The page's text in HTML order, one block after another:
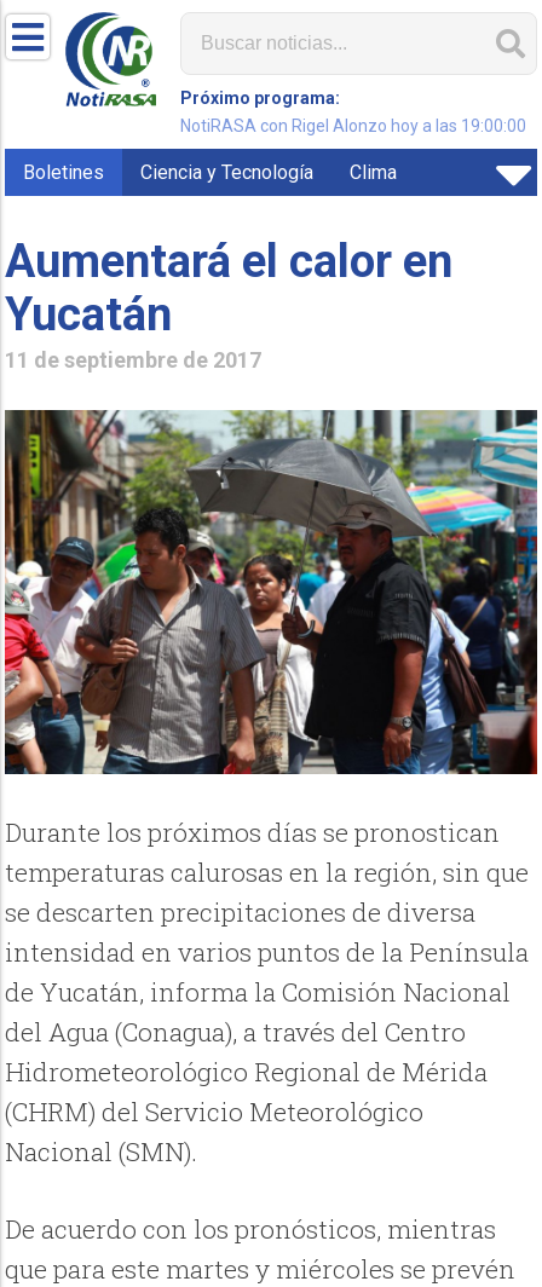
Próximo programa:
NotiRASA con Rigel Alonzo hoy a las 19:00:00
Boletines Ciencia y Tecnología Clima
Aumentará el calor en
Yucatán
11 de septiembre de 2017
Durante los próximos días se pronostican
temperaturas calurosas en la región, sin que
se descarten precipitaciones de diversa
intensidad en varios puntos de la Península
de Yucatán, informa la Comisión Nacional
del Agua (Conagua), a través del Centro
Hidrometeorológico Regional de Mérida
(CHRM) del Servicio Meteorológico
Nacional (SMN).
De acuerdo con los pronósticos, mientras
que para este martes y miércoles se prevén